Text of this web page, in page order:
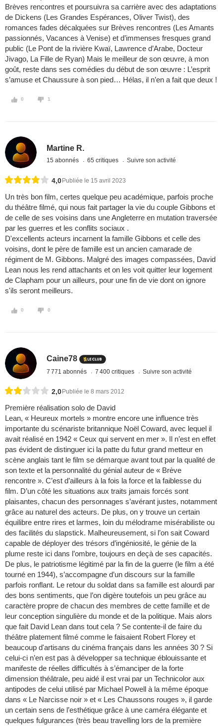
Brèves rencontres et poursuivra sa carrière avec des adaptations
de Dickens (Les Grandes Espérances, Oliver Twist), des
romances fades décalquées sur Brèves rencontres (Les Amants
passionnés, Vacances à Venise) et d’immenses fresques grand
public (Le Pont de la rivière Kwaï, Lawrence d’Arabe, Docteur
Jivago, La Fille de Ryan) Mais le meilleur de son œuvre, à mon
goût, reste dans ses comédies du début de son œuvre : L’esprit
s’amuse et Chaussure à son pied… Hélas, il n’en a fait que deux !
0 1
Martine R.
15 abonnés 65 critiques Suivre son activité
4,0 Publiée le 15 avril 2023
Un très bon film, certes quelque peu académique, parfois proche
du théâtre filmé, qui nous fait partager la vie du couple Gibbons et
de celle de ses voisins dans une Angleterre en mutation traversée
par les guerres et les conflits sociaux .
D'excellents acteurs incarnent la famille Gibbons et celle des
voisins, dont le père de famille est un ancien camarade de
régiment de M. Gibbons. Malgré des images compassées, David
Lean nous les rend attachants et on les voit quitter leur logement
de Clapham pour un ailleurs, pour une fin de vie dont on ignore
s'ils seront meilleurs.
0 0
Caine78
7 771 abonnés 7 400 critiques Suivre son activité
2,0 Publiée le 8 mars 2012
Première réalisation solo de David
Lean, « Heureux mortels » montre encore une influence très
importante du scénariste britannique Noël Coward, avec lequel il
avait réalisé en 1942 « Ceux qui servent en mer ». Il n’est en effet
pas évident de distinguer ici la patte du futur grand metteur en
scène anglais tant le film se démarque avant tout par la qualité de
son texte et la personnalité du génial auteur de « Brève
rencontre ». C’est d’ailleurs à la fois la force et la faiblesse du
film. D’un côté les situations aux traits jamais forcés sont
plaisantes, chacun des personnages s’avérant justes, notamment
grâce au naturel des acteurs. De plus, on y trouve un certain
équilibre entre rires et larmes, loin du mélodrame misérabiliste ou
des facilités du slapstick. Malheureusement, si l’on sait Coward
capable de déployer des trésors d’ingéniosité, le génie de la
plume reste ici dans l’ombre, toujours en deçà de ses capacités.
De plus, le patriotisme légitimé par la fin de la guerre (le film a été
tourné en 1944), s’accompagne d’un discours sur la famille
parfois ronflant. Le retour du soldat dans sa famille est alourdi par
des bons sentiments, que l’on digère toutefois un peu grâce au
caractère propre de chacun des membres de cette famille et de
leur conception singulière du monde et de la politique. Mais alors
que fait David Lean dans tout cela ? Se contente-il de faire du
théâtre platement filmé comme le faisaient Robert Florey et
beaucoup d'artisans du cinéma français dans les années 30 ? Si
celui-ci n’en est pas à développer sa technique éblouissante et
manifeste de réelles difficultés à s’émanciper de la forte
dimension théâtrale, peu aidé il est vrai par un Technicolor aux
antipodes de celui utilisé par Michael Powell à la même époque
dans « Le Narcisse noir » et « Les Chaussons rouges », il garde
un certain sens de l’esthétique grâce à une caméra élégante et
quelques fulgurances (très beau travelling lors de la première